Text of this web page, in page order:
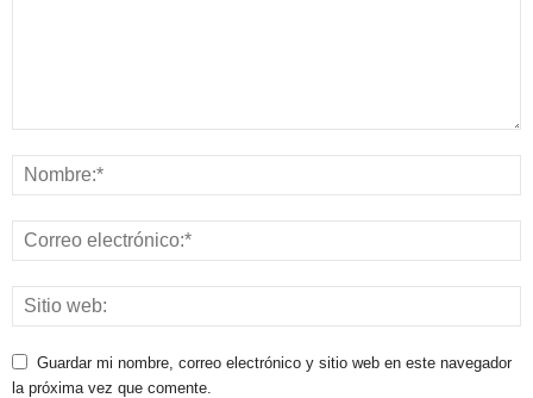
Guardar mi nombre, correo electrónico y sitio web en este navegador
la próxima vez que comente.